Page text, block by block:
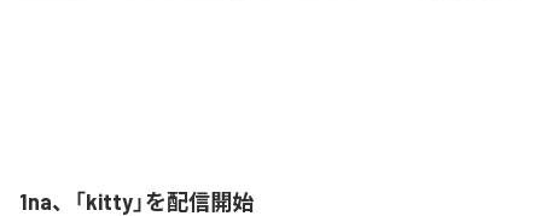
1na、「kitty」を配信開始